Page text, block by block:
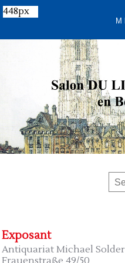
Exposant
Antiquariat Michael Solder
448px